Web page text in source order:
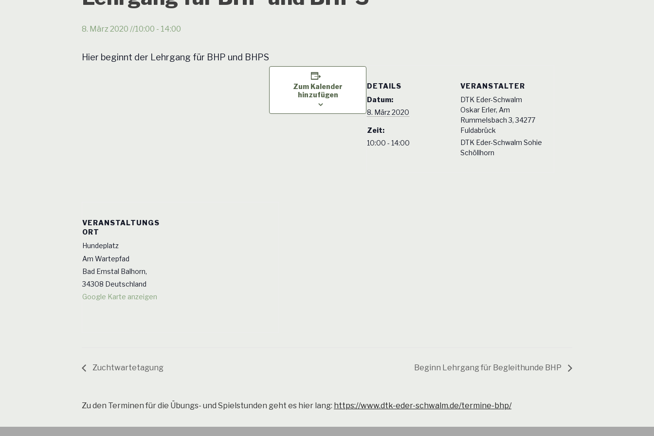
8. März 2020 //10:00 - 14:00
Hier beginnt der Lehrgang für BHP und BHPS
Zum Kalender
hinzufügen
DETAILS
Datum:
8. März 2020
Zeit:
10:00 - 14:00
VERANSTALTER
DTK Eder-Schwalm
Oskar Erler, Am
Rummelsbach 3, 34277
Fuldabrück
DTK Eder-Schwalm Sohie
Schöllhorn
VERANSTALTUNGS
ORT
Hundeplatz
Am Wartepfad
Bad Emstal Balhorn,
34308 Deutschland
Google Karte anzeigen
Zuchtwartetagung Beginn Lehrgang für Begleithunde BHP
Zu den Terminen für die Übungs- und Spielstunden geht es hier lang: https://www.dtk-eder-schwalm.de/termine-bhp/